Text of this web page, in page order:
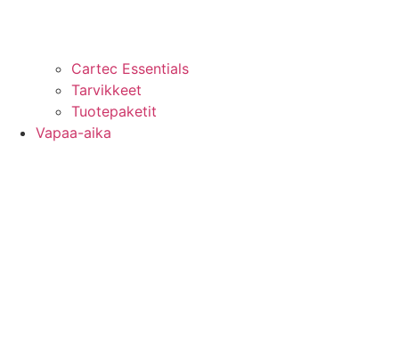
Cartec Essentials
Tarvikkeet
Tuotepaketit
Vapaa-aika